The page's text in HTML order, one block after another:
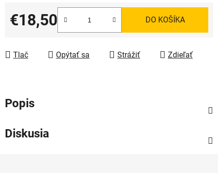
€18,50
Jednotková cena:
DO KOŠÍKA
Tlač Opýtať sa Strážiť Zdieľať
Popis
Diskusia